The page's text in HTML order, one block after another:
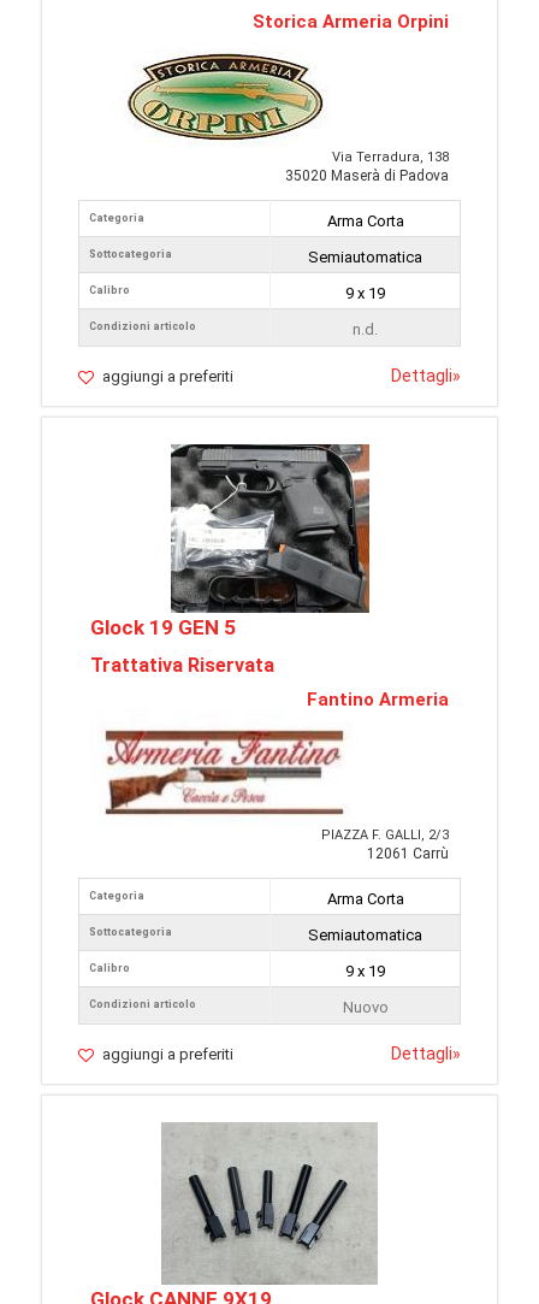
Storica Armeria Orpini
Via Terradura, 138
35020 Maserà di Padova
Categoria
Sottocategoria
Calibro
Condizioni articolo
Arma Corta
Semiautomatica
9 x 19
n.d.
aggiungi a preferiti Dettagli»
Glock 19 GEN 5
Trattativa Riservata
Fantino Armeria
PIAZZA F. GALLI, 2/3
12061 Carrù
Categoria
Sottocategoria
Calibro
Condizioni articolo
Arma Corta
Semiautomatica
9 x 19
Nuovo
aggiungi a preferiti Dettagli»
Glock CANNE 9X19